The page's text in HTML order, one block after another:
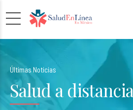
Últimas Noticias
Salud a